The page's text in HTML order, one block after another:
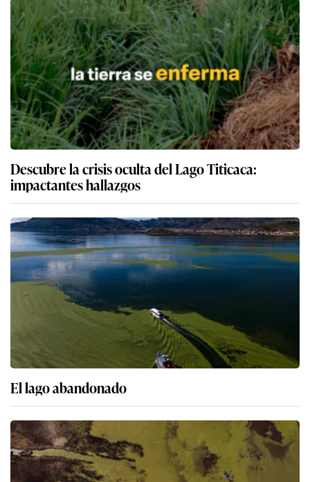
Descubre la crisis oculta del Lago Titicaca:
impactantes hallazgos
El lago abandonado